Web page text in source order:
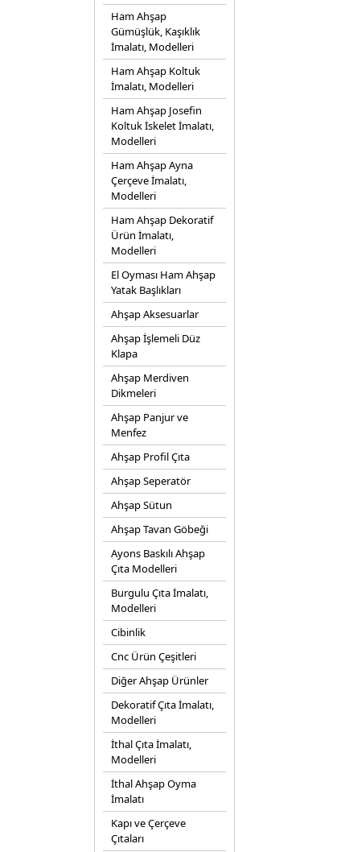
Ham Ahşap
Gümüşlük, Kaşıklık
İmalatı, Modelleri
Ham Ahşap Koltuk
İmalatı, Modelleri
Ham Ahşap Josefin
Koltuk İskelet İmalatı,
Modelleri
Ham Ahşap Ayna
Çerçeve İmalatı,
Modelleri
Ham Ahşap Dekoratif
Ürün İmalatı,
Modelleri
El Oyması Ham Ahşap
Yatak Başlıkları
Ahşap Aksesuarlar
Ahşap İşlemeli Düz
Klapa
Ahşap Merdiven
Dikmeleri
Ahşap Panjur ve
Menfez
Ahşap Profil Çıta
Ahşap Seperatör
Ahşap Sütun
Ahşap Tavan Göbeği
Ayons Baskılı Ahşap
Çıta Modelleri
Burgulu Çıta İmalatı,
Modelleri
Cibinlik
Cnc Ürün Çeşitleri
Diğer Ahşap Ürünler
Dekoratif Çıta İmalatı,
Modelleri
İthal Çıta İmalatı,
Modelleri
İthal Ahşap Oyma
İmalatı
Kapı ve Çerçeve
Çıtaları